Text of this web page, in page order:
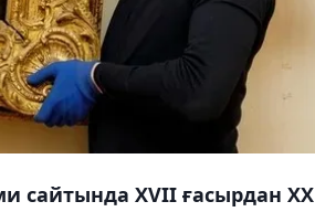
сайтында XVII ғасырдан XX